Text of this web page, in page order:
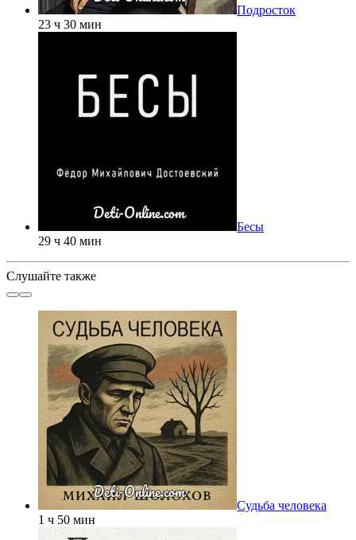
Подросток
23 ч 30 мин
Бесы
29 ч 40 мин
Слушайте также
Судьба человека
1 ч 50 мин